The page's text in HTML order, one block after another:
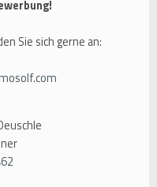
Sie sich gerne an: